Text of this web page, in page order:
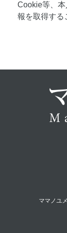
Cookie等、
報を取得する
ママノユ